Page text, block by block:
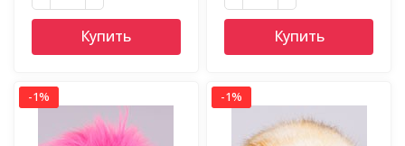
Купить Купить
-1% -1%